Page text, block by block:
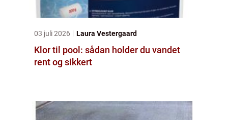
03 juli 2026 Laura Vestergaard
Klor til pool: sådan holder du vandet
rent og sikkert